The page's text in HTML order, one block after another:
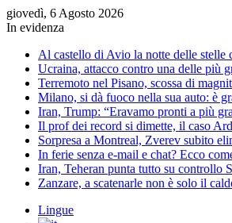
giovedì, 6 Agosto 2026
In evidenza
Al castello di Avio la notte delle stelle
Ucraina, attacco contro una delle più
Terremoto nel Pisano, scossa di
Milano, si dà fuoco nella sua auto: è
Iran, Trump: “Eravamo pronti a più
Il prof dei record si dimette, il caso
Sorpresa a Montreal, Zverev subito
In ferie senza e-mail e chat? Ecco
Iran, Teheran punta tutto su controllo
Zanzare, a scatenarle non è solo il
Lingue